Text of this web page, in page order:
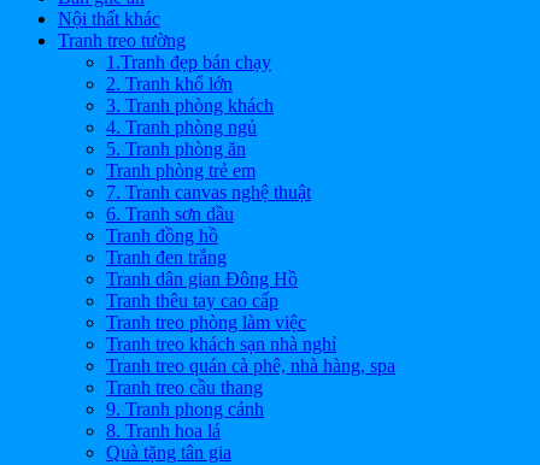
Nội thất khác
Tranh treo tường
1.Tranh đẹp bán chạy
2. Tranh khổ lớn
3. Tranh phòng khách
4. Tranh phòng ngủ
5. Tranh phòng ăn
Tranh phòng trẻ em
7. Tranh canvas nghệ thuật
6. Tranh sơn dầu
Tranh đồng hồ
Tranh đen trắng
Tranh dân gian Đông Hồ
Tranh thêu tay cao cấp
Tranh treo phòng làm việc
Tranh treo khách sạn nhà nghỉ
Tranh treo quán cà phê, nhà hàng, spa
Tranh treo cầu thang
9. Tranh phong cảnh
8. Tranh hoa lá
Quà tặng tân gia